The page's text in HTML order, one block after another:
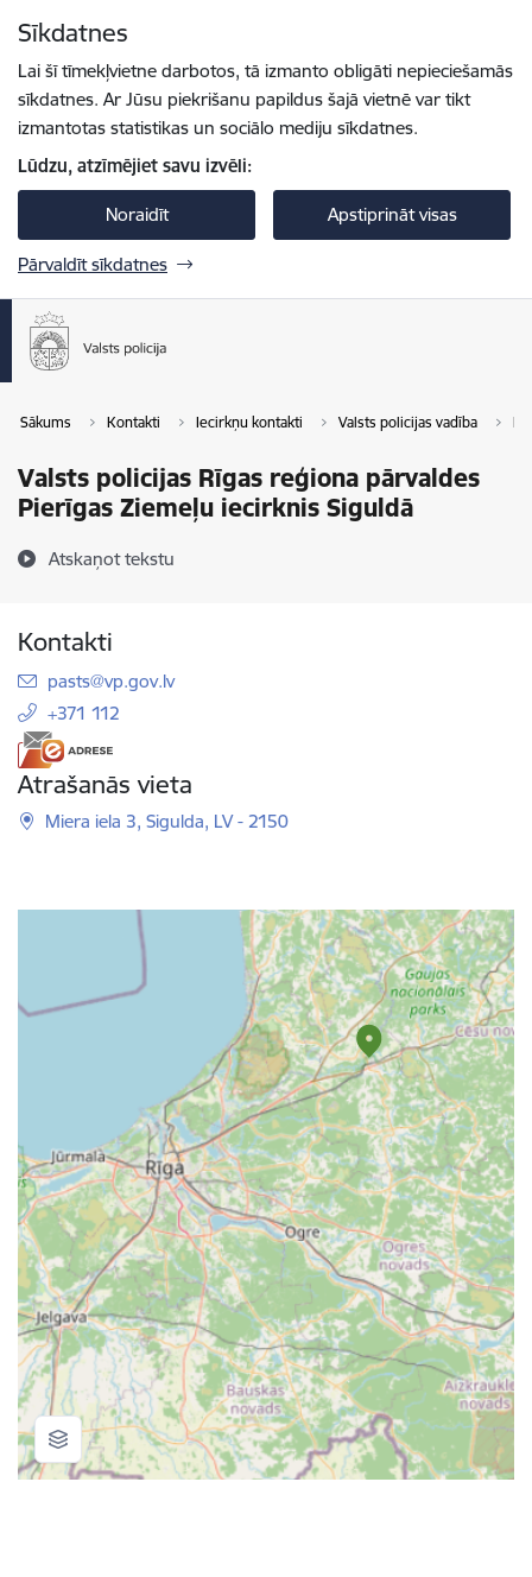
Sīkdatnes
Lai šī tīmekļvietne darbotos, tā izmanto obligāti nepieciešamās
sīkdatnes. Ar Jūsu piekrišanu papildus šajā vietnē var tikt
izmantotas statistikas un sociālo mediju sīkdatnes.
Lūdzu, atzīmējiet savu izvēli:
Noraidīt Apstiprināt visas
Pārvaldīt sīkdatnes
Sākums Kontakti Iecirkņu kontakti Valsts policijas vadība
Valsts policijas Rīgas reģiona pārvaldes
Pierīgas Ziemeļu iecirknis Siguldā
Atskaņot tekstu
Kontakti
E-pasts:
pasts@vp.gov.lv
+371 112
Atrašanās vieta
Miera iela 3, Sigulda, LV - 2150